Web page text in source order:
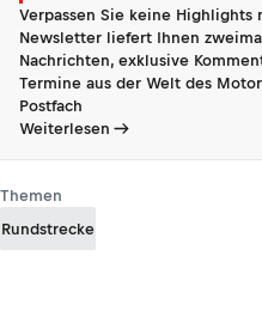
Verpassen Sie keine Highlights
Newsletter liefert Ihnen
Nachrichten, exklusive
Termine aus der Welt des
Postfach
Weiterlesen
Themen
Rundstrecke